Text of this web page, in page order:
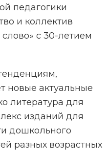
педагогики
и коллектив
слово» с 30-летием
новые актуальные
литература для
изданий для
дошкольного
разных возрастных